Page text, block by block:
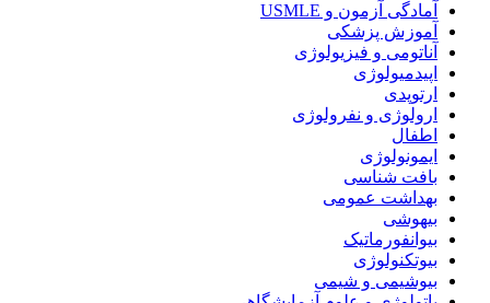
آمادگی آزمون و USMLE
آموزش پزشکی
آناتومی و فیزیولوژی
اپیدمیولوژی
ارتوپدی
ارولوژی و نفرولوژی
اطفال
ایمونولوژی
بافت شناسی
بهداشت عمومی
بیهوشی
بیوانفورماتیک
بیوتکنولوژی
بیوشیمی و شیمی